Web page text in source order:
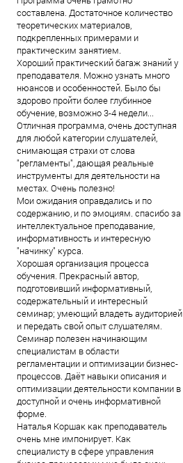
составлена. Достаточное количество
теоретических материалов,
подкрепленных примерами и
практическим занятием.
Хороший практический багаж знаний у
преподавателя. Можно узнать много
нюансов и особенностей. Было бы
здорово пройти более глубинное
обучение, возможно 3-4 недели...
Отличная программа, очень доступная
для любой категории слушателей,
снимающая страхи от слова
"регламенты", дающая реальные
инструменты для деятельности на
местах. Очень полезно!
Мои ожидания оправдались и по
содержанию, и по эмоциям. спасибо за
интеллектуальное преподавание,
информативность и интересную
"начинку" курса.
Хорошая организация процесса
обучения. Прекрасный автор,
подготовивший информативный,
содержательный и интересный
семинар; умеющий владеть аудиторией
и передать свой опыт слушателям.
Семинар полезен начинающим
специалистам в области
регламентации и оптимизации бизнес-
процессов. Даёт навыки описания и
оптимизации деятельности компании в
доступной и очень информативной
форме.
Наталья Коршак как преподаватель
очень мне импонирует. Как
специалисту в сфере управления